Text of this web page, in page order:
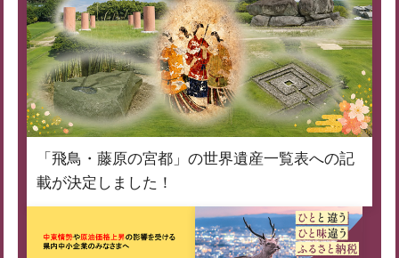
「飛鳥・藤原の宮都」の世界遺産一覧表への記
載が決定しました！